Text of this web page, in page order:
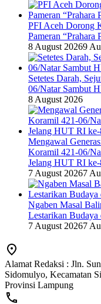
PFI Aceh Dorong
Pameran “Prahara
8 August 20269
Setetes Darah,
06/Natar Sambut
8 August 2026
Mengawal
Koramil 421-06/
Jelang HUT RI ke-
7 August 20267
Ngaben Masal
Lestarikan Budaya
7 August 20267
Alamat Redaksi : Jln.
Sidomulyo, Kecamatan
Provinsi Lampung